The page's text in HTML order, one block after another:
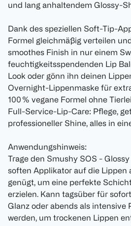
und lang anhaltendem Glossy-
Dank des speziellen Soft-Tip-
Formel gleichmäßig verteilen
smoothes Finish in nur einem
feuchtigkeitsspendenden Lip
Look oder gönn ihn deinen
Overnight-Lippenmaske für
100 % vegane Formel ohne
Full-Service-Lip-Care: Pflege,
professioneller Shine, alles in
Anwendungshinweis:
Trage den Smushy SOS -
soften Applikator auf die Lippen
genügt, um eine perfekte
erzielen. Kann tagsüber für
Glanz oder abends als intensive
werden, um trockenen Lippen